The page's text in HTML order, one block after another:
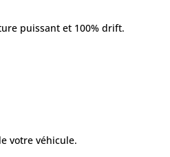
puissant et 100% drift.
votre véhicule.